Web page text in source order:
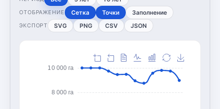
ОТОБРАЖЕНИЕ Сетка Точки Заполнение
ЭКСПОРТ SVG PNG CSV JSON
8 000 га
10 000 га